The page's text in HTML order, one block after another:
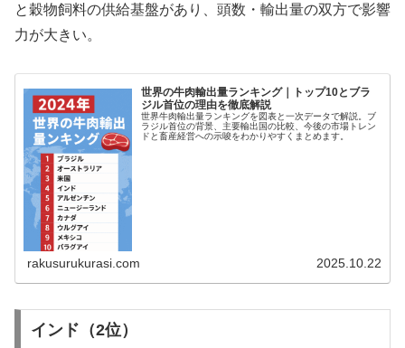
と穀物飼料の供給基盤があり、頭数・輸出量の双方で影響
力が大きい。
世界の牛肉輸出量ランキング｜トップ10とブラ
ジル首位の理由を徹底解説
世界牛肉輸出量ランキングを図表と一次データで解説。ブ
ラジル首位の背景、主要輸出国の比較、今後の市場トレン
ドと畜産経営への示唆をわかりやすくまとめます。
rakusurukurasi.com 2025.10.22
インド（2位）